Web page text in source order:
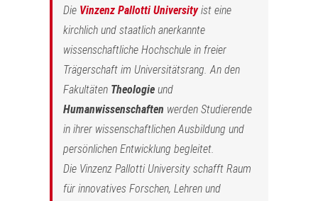
Die Vinzenz Pallotti Universityist eine
kirchlich und staatlich anerkannte
wissenschaftliche Hochschule in freier
Trägerschaft im Universitätsrang. An den
Fakultäten Theologie und
Humanwissenschaften werden Studierende
in ihrer wissenschaftlichen Ausbildung und
persönlichen Entwicklung begleitet.
Die Vinzenz Pallotti University schafft Raum
für innovatives Forschen, Lehren und